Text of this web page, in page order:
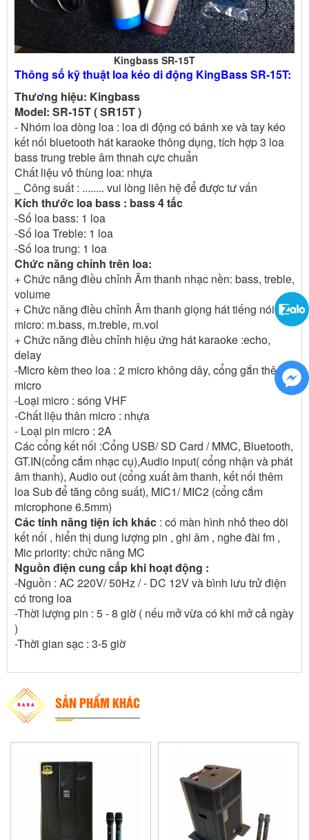
Kingbass SR-15T
Thông số kỹ thuật loa kéo di động KingBass SR-15T:
Thương hiệu: Kingbass
Model: SR-15T ( SR15T )
- Nhóm loa dòng loa : loa di động có bánh xe và tay kéo
kết nối bluetooth hát karaoke thông dụng, tích hợp 3 loa
bass trung treble âm thnah cực chuẩn
Chất liệu vỏ thùng loa: nhựa
_ Công suất : ........ vui lòng liên hệ để được tư vấn
Kích thước loa bass : bass 4 tấc
-Số loa bass: 1 loa
-Số loa Treble: 1 loa
-Số loa trung: 1 loa
Chức năng chỉnh trên loa:
+ Chức năng điều chỉnh Âm thanh nhạc nền: bass, treble,
volume
+ Chức năng điều chỉnh Âm thanh giọng hát tiếng nói
micro: m.bass, m.treble, m.vol
+ Chức năng điều chỉnh hiệu ứng hát karaoke :echo,
delay
-Micro kèm theo loa : 2 micro không dây, cổng gắn thêm
micro
-Loại micro : sóng VHF
-Chất liệu thân micro : nhựa
- Loại pin micro : 2A
Các cổng kết nối :Cổng USB/ SD Card / MMC, Bluetooth,
GT.IN(cổng cắm nhạc cụ),Audio input( cổng nhận và phát
âm thanh), Audio out (cổng xuất âm thanh, kết nối thêm
loa Sub để tăng công suất), MIC1/ MIC2 (cổng cắm
microphone 6.5mm)
Các tính năng tiện ích khác : có màn hình nhỏ theo dõi
kết nối , hiển thị dung lượng pin , ghi âm , nghe đài fm ,
Mic priority: chức năng MC
Nguồn điện cung cấp khi hoạt động :
-Nguồn : AC 220V/ 50Hz / - DC 12V và bình lưu trử điện
có trong loa
-Thời lượng pin : 5 - 8 giờ ( nếu mở vừa có khi mở cả ngày
)
-Thời gian sạc : 3-5 giờ
SẢN PHẨM KHÁC